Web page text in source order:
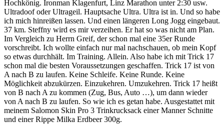
Hochkönig. Ironman Klagenfurt, Linz Marathon unter 2:30 usw.
Ultradoof oder Ultrageil. Hauptsache Ultra. Ultra ist in. Und so habe
ich mich hinreißen lassen. Und einen längeren Long Jogg eingebaut.
37 km. Steffny wird es mir verzeihen. Er hat so was nicht am Plan.
Im Vergleich zu Herrn Greif, der schon mal eine 35er Runde
vorschreibt. Ich wollte einfach nur mal nachschauen, ob mein Kopf
so etwas durchhält. Im Training. Allein. Also habe ich mit Trick 17
schon mal die besten Voraussetzungen geschaffen. Trick 17 ist von
A nach B zu laufen. Keine Schleife. Keine Runde. Keine
Möglichkeit abzukürzen. Einzukehren. Umzukehren. Trick 17 heißt
von B nach A zu kommen (Zug, Bus, Auto …), um dann wieder
von A nach B zu laufen. So wie ich es getan habe. Ausgestattet mit
meinem Salomon Skin Pro 3 Trinkrucksack einer Manner Schnitte
und einer Rippe Milka Erdbeer 300g.